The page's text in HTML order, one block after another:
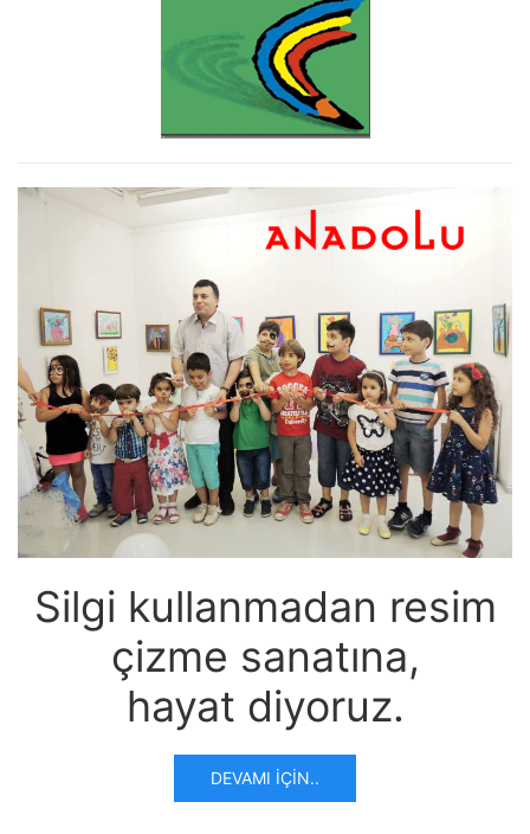
Silgi kullanmadan resim
çizme sanatına,
hayat diyoruz.
DEVAMI İÇIN..